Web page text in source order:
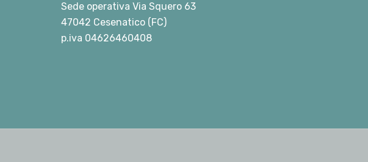
Sede operativa Via Squero 63
47042 Cesenatico (FC)
p.iva 04626460408